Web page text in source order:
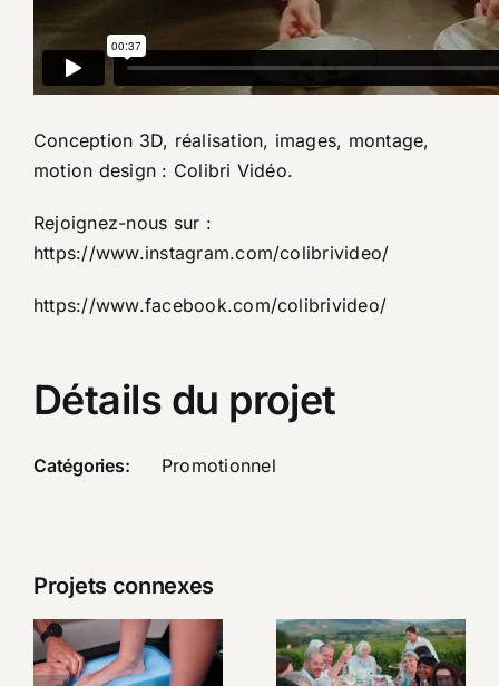
Conception 3D, réalisation, images, montage,
motion design : Colibri Vidéo.
Rejoignez-nous sur :
https://www.instagram.com/colibrivideo/
https://www.facebook.com/colibrivideo/​
Détails du projet
Catégories: Promotionnel
Projets connexes
SIDAS –
Un week-